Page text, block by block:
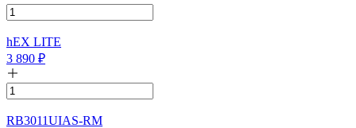
hEX LITE
3 890 ₽
RB3011UIAS-RM